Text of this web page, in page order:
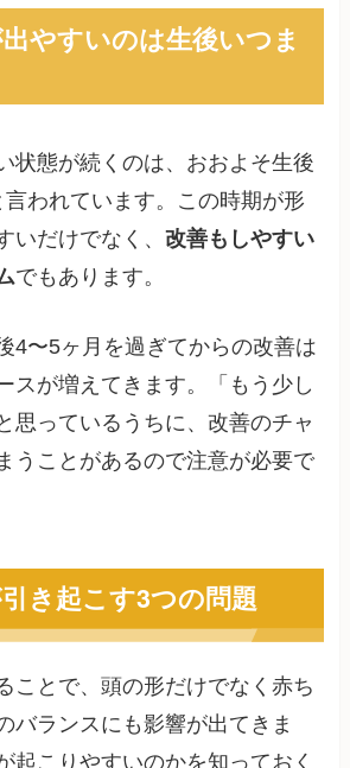
やすいのは生後いつま
状態が続くのは、おおよそ生後
われています。この時期が形
いだけでなく、改善もしやすい
でもあります。
4〜5ヶ月を過ぎてからの改善は
スが増えてきます。「もう少し
思っているうちに、改善のチャ
うことがあるので注意が必要で
き起こす3つの問題
ことで、頭の形だけでなく赤ち
バランスにも影響が出てきま
起こりやすいのかを知っておく